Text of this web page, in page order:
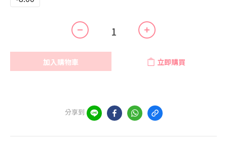
加入購物車 立即購買
分享到